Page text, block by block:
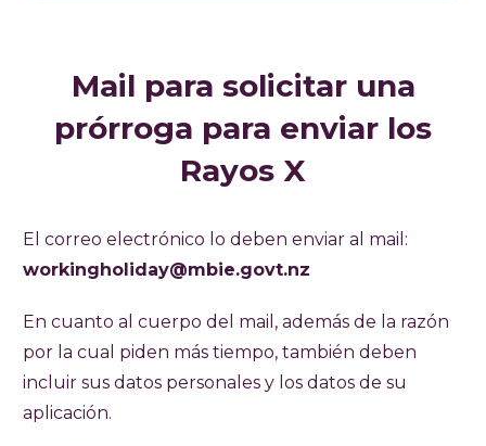
Mail para solicitar una
prórroga para enviar los
Rayos X
El correo electrónico lo deben enviar al mail:
workingholiday@mbie.govt.nz
En cuanto al cuerpo del mail, además de la razón
por la cual piden más tiempo, también deben
incluir sus datos personales y los datos de su
aplicación.